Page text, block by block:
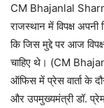
CM Bhajanlal
राजस्थान में विपक्ष अपनी
कि जिस मुद्दे पर आज
चाहिए थे। (CM
ऑफिस में प्रेस वार्ता के
और उपमुख्यमंत्री डॉ.